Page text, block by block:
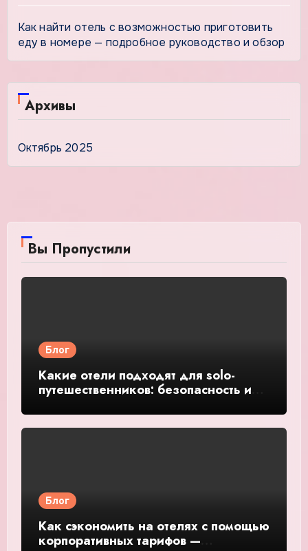
Как найти отель с возможностью приготовить
еду в номере — подробное руководство и обзор
Архивы
Октябрь 2025
Вы Пропустили
Блог
Какие отели подходят для solo-
путешественников: безопасность и
и обзор
Блог
Как сэкономить на отелях с помощью
корпоративных тарифов —